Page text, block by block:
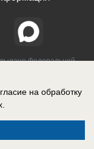
Федеральной
июля 2019 г.
на обработку